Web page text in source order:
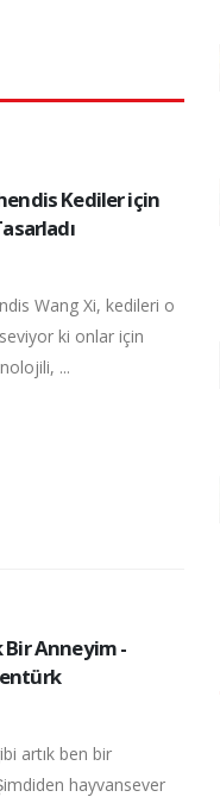
Kediler için
Wang Xi, kedileri o
ki onlar için
...
Bir Anneyim -
artık ben bir
hayvansever